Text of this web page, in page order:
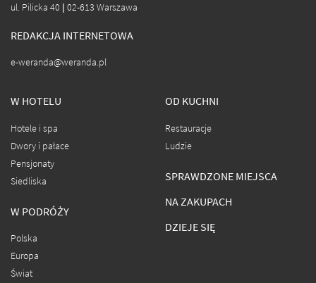
ul. Pilicka 40 | 02-613 Warszawa
REDAKCJA INTERNETOWA
e-weranda@weranda.pl
W HOTELU
Hotele i spa
Dwory i pałace
Pensjonaty
Siedliska
W PODRÓŻY
Polska
Europa
Świat
OD KUCHNI
Restauracje
Ludzie
SPRAWDZONE MIEJSCA
NA ZAKUPACH
DZIEJE SIĘ